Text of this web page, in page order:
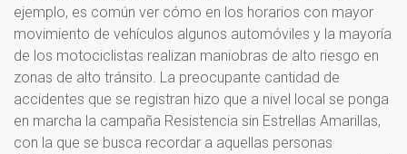
ejemplo, es común ver cómo en los horarios con mayor
movimiento de vehículos algunos automóviles y la mayoría
de los motociclistas realizan maniobras de alto riesgo en
zonas de alto tránsito. La preocupante cantidad de
accidentes que se registran hizo que a nivel local se ponga
en marcha la campaña Resistencia sin Estrellas Amarillas,
con la que se busca recordar a aquellas personas